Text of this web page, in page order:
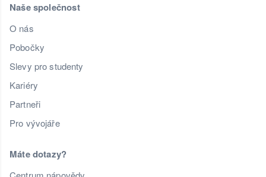
Naše společnost
O nás
Pobočky
Slevy pro studenty
Kariéry
Partneři
Pro vývojáře
Máte dotazy?